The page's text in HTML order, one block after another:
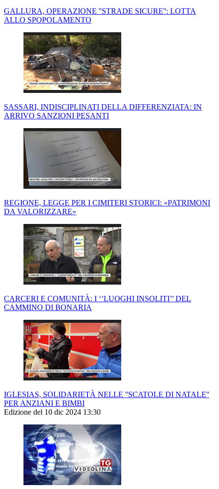
GALLURA, OPERAZIONE ''STRADE SICURE'': LOTTA
ALLO SPOPOLAMENTO
SASSARI, INDISCIPLINATI DELLA DIFFERENZIATA: IN
ARRIVO SANZIONI PESANTI
REGIONE, LEGGE PER I CIMITERI STORICI: «PATRIMONI
DA VALORIZZARE»
CARCERI E COMUNITÀ: I ‘’LUOGHI INSOLITI’’ DEL
CAMMINO DI BONARIA
IGLESIAS, SOLIDARIETÀ NELLE ''SCATOLE DI NATALE''
PER ANZIANI E BIMBI
Edizione del 10 dic 2024 13:30